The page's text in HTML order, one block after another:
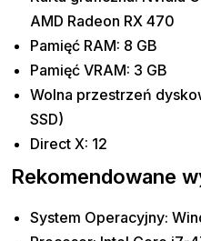
AMD Radeon RX 470
Pamięć RAM: 8 GB
Pamięć VRAM: 3 GB
Wolna przestrzeń
SSD)
Direct X: 12
Rekomendowane
System Operacyjny: